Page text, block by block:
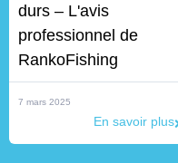
durs – L'avis
professionnel de
RankoFishing
7 mars 2025
En savoir plus